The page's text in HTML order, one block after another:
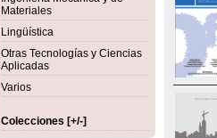
Materiales
Lingüística
Otras Tecnologías y Ciencias
Aplicadas
Varios
Colecciones [+/-]